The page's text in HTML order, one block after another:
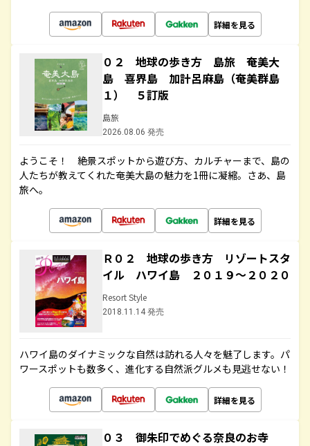
詳細を見る
０２ 地球の歩き方 島旅 奄美大
島 喜界島 加計呂麻島（奄美群島
１） ５訂版
島旅
2026.08.06 発売
ようこそ！ 絶景スポットから遊び方、カルチャーまで、島の
人たちが教えてくれた奄美大島の魅力を1冊に凝縮。さあ、島
旅へ。
詳細を見る
Ｒ０２ 地球の歩き方 リゾートスタ
イル ハワイ島 ２０１９～２０２０
Resort Style
2018.11.14 発売
ハワイ島のダイナミックな自然は訪れる人々を魅了します。パ
ワースポットも数多く、進化する自然派グルメも見逃せない！
詳細を見る
０３ 御朱印でめぐる奈良のお寺